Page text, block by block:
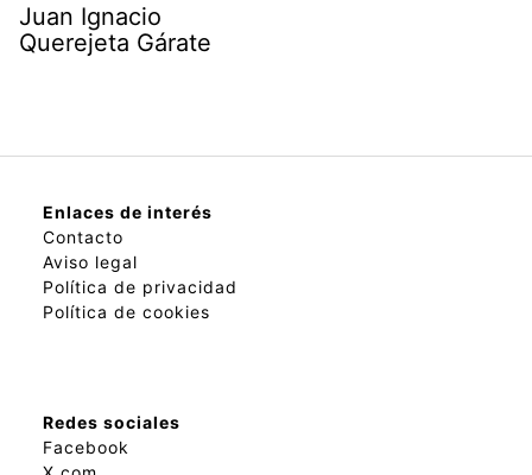
Juan Ignacio
Querejeta Gárate
Enlaces de interés
Contacto
Aviso legal
Política de privacidad
Política de cookies
Redes sociales
Facebook